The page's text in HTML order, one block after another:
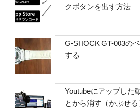
クボタンを出す方法
G-SHOCK GT-003の
する
Youtubeにアップした
とから消す（かぶせ